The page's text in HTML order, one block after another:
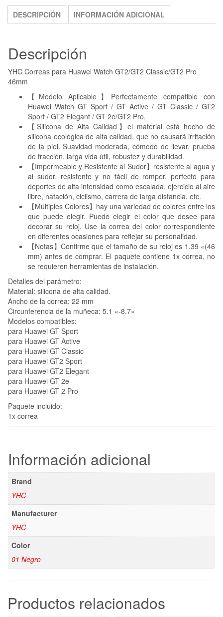
DESCRIPCIÓN INFORMACIÓN ADICIONAL
Descripción
YHC Correas para Huawei Watch GT2/GT2 Classic/GT2 Pro
46mm
【Modelo Aplicable】Perfectamente compatible con
Huawei Watch GT Sport / GT Active / GT Classic / GT2
Sport / GT2 Elegant / GT 2e/GT2 Pro.
【Silicona de Alta Calidad】el material está hecho de
silicona ecológica de alta calidad, que no causará irritación
de la piel. Suavidad moderada, cómodo de llevar, prueba
de tracción, larga vida útil, robustez y durabilidad.
【Impermeable y Resistente al Sudor】resistente al agua y
al sudor, resistente y no fácil de romper, perfecto para
deportes de alta intensidad como escalada, ejercicio al aire
libre, natación, ciclismo, carrera de larga distancia, etc.
【Múltiples Colores】hay una variedad de colores entre los
que puede elegir. Puede elegir el color que desee para
decorar su reloj. Use la correa del color correspondiente
en diferentes ocasiones para reflejar su personalidad.
【Notas】Confirme que el tamaño de su reloj es 1.39 «(46
mm) antes de comprar. El paquete contiene 1x correa, no
se requieren herramientas de instalación.
Detalles del parámetro:
Material: silicona de alta calidad.
Ancho de la correa: 22 mm
Circunferencia de la muñeca: 5.1 «-8.7»
Modelos compatibles:
para Huawei GT Sport
para Huawei GT Active
para Huawei GT Classic
para Huawei GT2 Sport
para Huawei GT2 Elegant
para Huawei GT 2e
para Huawei GT 2 Pro
Paquete incluido:
1x correa
Información adicional
Brand
YHC
Manufacturer
YHC
Color
01 Negro
Productos relacionados